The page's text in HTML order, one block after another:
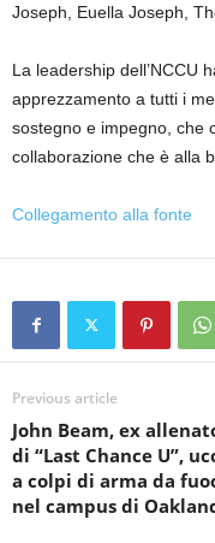
Joseph, Euella Joseph,
La leadership dell’NCCU
apprezzamento a tutti i
sostegno e impegno, che
collaborazione che è alla
Collegamento alla fonte
Previous article
John Beam, ex
di “Last Chance U”,
a colpi di arma da
nel campus di